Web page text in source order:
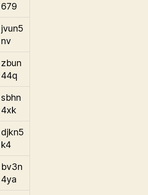
679
jvun5
nv
zbun
44q
sbhn
4xk
djkn5
k4
bv3n
4ya